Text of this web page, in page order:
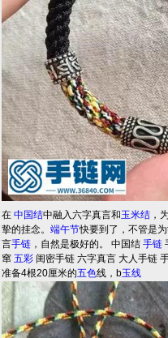
在中国结中融入六字真言和玉米结 ，
挚的挂念。端午节快要到了，不管是
言手链 ，自然是极好的。 中国结手链
窜五彩 闺密手链 六字真言 大人手链
准备4根20厘米的五色线，b玉线